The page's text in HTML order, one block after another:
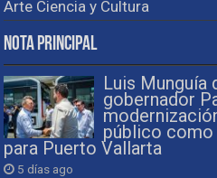
Arte Ciencia y Cultura
Nota Principal
Luis Munguía
gobernador
público
para Puerto Vallarta
5 días ago